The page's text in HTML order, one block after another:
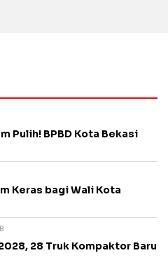
Pulih! BPBD Kota Bekasi
Keras bagi Wali Kota
28 Truk Kompaktor Baru